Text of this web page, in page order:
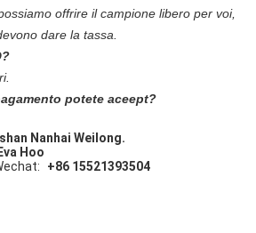
offrire il campione libero per voi,
dare la tassa.
potete aceept?
Nanhai Weilong.
Hoo
+86 15521393504